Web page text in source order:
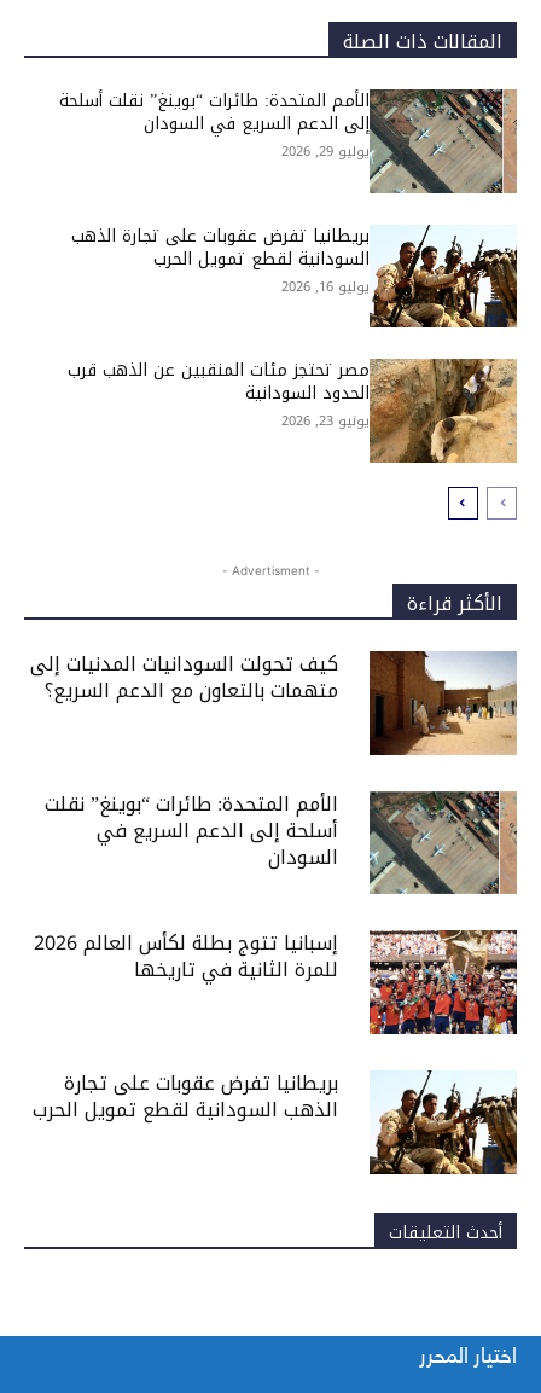
المقالات ذات الصلة
الأمم المتحدة: طائرات “بوينغ” نقلت أسلحة
إلى الدعم السريع في السودان
يوليو 29, 2026
بريطانيا تفرض عقوبات على تجارة الذهب
السودانية لقطع تمويل الحرب
يوليو 16, 2026
مصر تحتجز مئات المنقبين عن الذهب قرب
الحدود السودانية
يونيو 23, 2026
- Advertisment -
الأكثر قراءة
كيف تحولت السودانيات المدنيات إلى
متهمات بالتعاون مع الدعم السريع؟
الأمم المتحدة: طائرات “بوينغ” نقلت
أسلحة إلى الدعم السريع في
السودان
إسبانيا تتوج بطلة لكأس العالم 2026
للمرة الثانية في تاريخها
بريطانيا تفرض عقوبات على تجارة
الذهب السودانية لقطع تمويل الحرب
أحدث التعليقات
اختيار المحرر